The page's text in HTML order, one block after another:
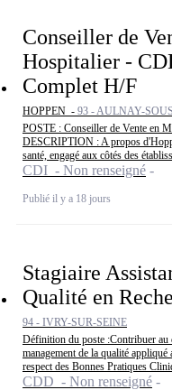
Conseiller de
Hospitalier -
Complet H/F
HOPPEN - 93 - AULNAY-
POSTE : Conseiller de Vente en
DESCRIPTION : A propos
santé, engagé aux côtés des
CDI - Non renseigné
Publié il y a 18 jours
Stagiaire
Qualité en
94 - IVRY-SUR-SEINE
Définition du poste :Contribuer au
management de la qualité
respect des Bonnes Pratiques
CDD - Non renseigné